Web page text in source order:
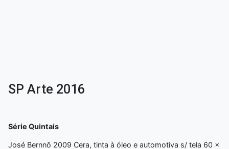
SP Arte 2016
Série Quintais
José Bernnô 2009 Cera, tinta à óleo e automotiva s/ tela 60 x